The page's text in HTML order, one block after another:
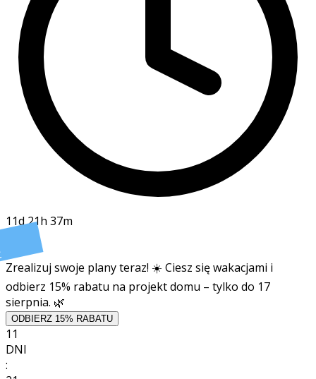
11d 21h 36m
Zrealizuj swoje plany teraz! ☀️ Ciesz się wakacjami i
odbierz 15% rabatu na projekt domu – tylko do 17
sierpnia. 🌿
ODBIERZ 15% RABATU
11
DNI
: